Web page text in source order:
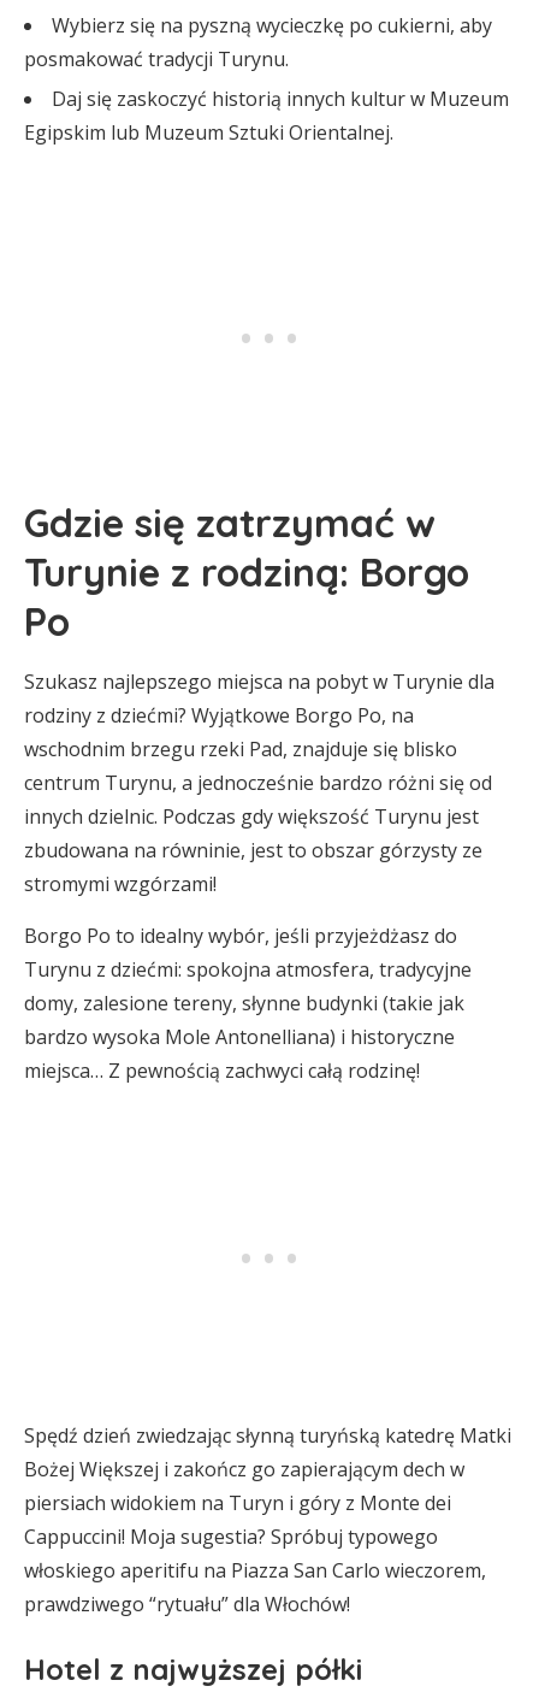
Wybierz się na pyszną wycieczkę po cukierni, aby
posmakować tradycji Turynu.
Daj się zaskoczyć historią innych kultur w Muzeum
Egipskim lub Muzeum Sztuki Orientalnej.
Gdzie się zatrzymać w
Turynie z rodziną: Borgo
Po
Szukasz najlepszego miejsca na pobyt w Turynie dla
rodziny z dziećmi? Wyjątkowe Borgo Po, na
wschodnim brzegu rzeki Pad, znajduje się blisko
centrum Turynu, a jednocześnie bardzo różni się od
innych dzielnic. Podczas gdy większość Turynu jest
zbudowana na równinie, jest to obszar górzysty ze
stromymi wzgórzami!
Borgo Po to idealny wybór, jeśli przyjeżdżasz do
Turynu z dziećmi: spokojna atmosfera, tradycyjne
domy, zalesione tereny, słynne budynki (takie jak
bardzo wysoka Mole Antonelliana) i historyczne
miejsca… Z pewnością zachwyci całą rodzinę!
Spędź dzień zwiedzając słynną turyńską katedrę Matki
Bożej Większej i zakończ go zapierającym dech w
piersiach widokiem na Turyn i góry z Monte dei
Cappuccini! Moja sugestia? Spróbuj typowego
włoskiego aperitifu na Piazza San Carlo wieczorem,
prawdziwego “rytuału” dla Włochów!
Hotel z najwyższej półki